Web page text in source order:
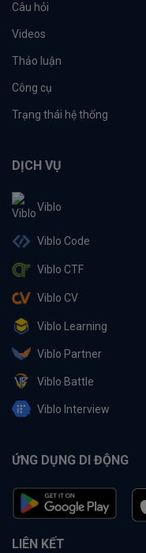
Câu hỏi
Videos
Thảo luận
Công cụ
Trạng thái hệ thống
DỊCH VỤ
Viblo
Viblo Code
Viblo CTF
Viblo CV
Viblo Learning
Viblo Partner
Viblo Battle
Viblo Interview
ỨNG DỤNG DI ĐỘNG
LIÊN KẾT